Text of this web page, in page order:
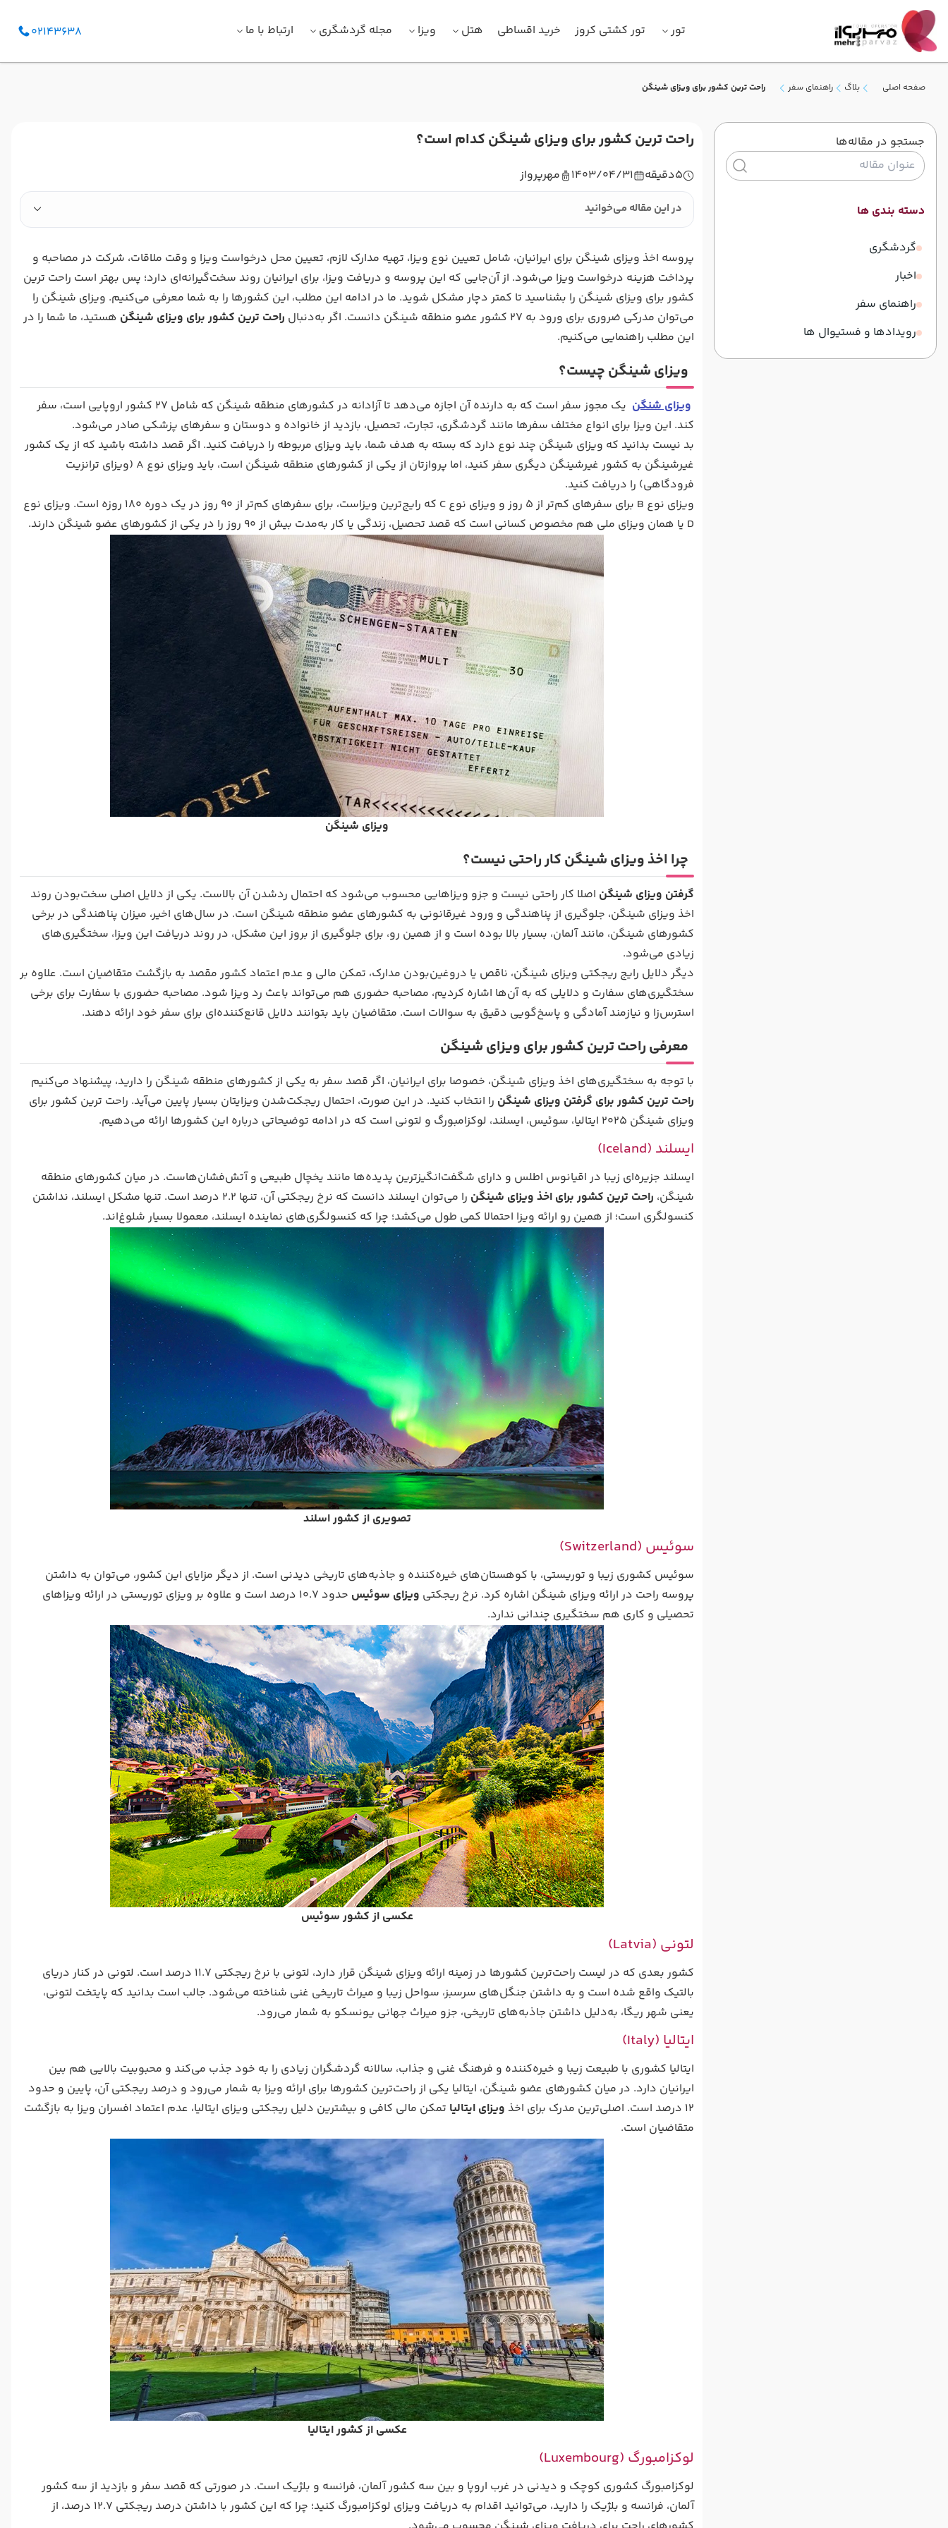
تور تور کشتی کروز خرید اقساطی هتل ویزا مجله گردشگری ارتباط با ما 02143638
صفحه اصلی بلاگ راهنمای سفر راحت ترین کشور برای ویزای شینگن
جستجو در مقاله‌ها
دسته بندی ها
گردشگری
اخبار
راهنمای سفر
رویدادها و فستیوال ها
راحت ترین کشور برای ویزای شینگن کدام است؟
5دقیقه 1403/04/31 مهرپرواز
در این مقاله می‌خوانید
پروسه اخذ ویزای شینگن برای ایرانیان، شامل تعیین نوع ویزا، تهیه مدارک لازم، تعیین محل درخواست ویزا و وقت ملاقات، شرکت در مصاحبه و
پرداخت هزینه درخواست ویزا می‌شود. از آن‌جایی که این پروسه و دریافت ویزا، برای ایرانیان روند سخت‌گیرانه‌ای دارد؛ پس بهتر است راحت ترین
کشور برای ویزای شینگن را بشناسید تا کمتر دچار مشکل شوید. ما در ادامه این مطلب، این کشورها را به شما معرفی می‌کنیم. ویزای شینگن را
می‌توان مدرکی ضروری برای ورود به 27 کشور عضو منطقه شینگن دانست. اگر به‌دنبال
راحت ترین کشور برای ویزای شینگن هستید، ما شما را در
این مطلب راهنمایی می‌کنیم.
ویزای شینگن چیست؟
ویزای شنگن
یک مجوز سفر است که به دارنده آن اجازه می‌دهد تا آزادانه در کشورهای منطقه شینگن که شامل 27 کشور اروپایی است، سفر
کند. این ویزا برای انواع مختلف سفرها مانند گردشگری، تجارت، تحصیل، بازدید از خانواده و دوستان و سفرهای پزشکی صادر می‌شود.
بد نیست بدانید که ویزای شینگن چند نوع دارد که بسته به هدف شما، باید ویزای مربوطه را دریافت کنید. اگر قصد داشته باشید که از یک کشور
غیرشینگن به کشور غیرشینگن دیگری سفر کنید، اما پروازتان از یکی از کشورهای منطقه شینگن است، باید ویزای نوع A (ویزای ترانزیت
فرودگاهی) را دریافت کنید.
ویزای نوع B برای سفرهای کم‌تر از 5 روز و ویزای نوع C که رایج‌ترین ویزاست، برای سفرهای کم‌تر از 90 روز در یک دوره 180 روزه است. ویزای نوع
D یا همان ویزای ملی هم مخصوص کسانی است که قصد تحصیل، زندگی یا کار به‌مدت بیش از 90 روز را در یکی از کشورهای عضو شینگن دارند.
ویزای شینگن
چرا اخذ ویزای شینگن کار راحتی نیست؟
گرفتن ویزای شینگن اصلا کار راحتی نیست و جزو ویزاهایی محسوب می‌شود که احتمال ردشدن آن بالاست. یکی از دلایل اصلی سخت‌بودن روند
اخذ ویزای شینگن، جلوگیری از پناهندگی و ورود غیرقانونی به کشورهای عضو منطقه شینگن است. در سال‌های اخیر، میزان پناهندگی در برخی
کشورهای شینگن، مانند آلمان، بسیار بالا بوده است و از همین رو، برای جلوگیری از بروز این مشکل، در روند دریافت این ویزا، سختگیری‌های
زیادی می‌شود.
دیگر دلایل رایج ریجکتی ویزای شینگن، ناقص یا دروغین‌بودن مدارک، تمکن مالی و عدم اعتماد کشور مقصد به بازگشت متقاضیان است. علاوه بر
سختگیری‌های سفارت و دلایلی که به آن‌ها اشاره کردیم، مصاحبه حضوری هم می‌تواند باعث رد ویزا شود. مصاحبه حضوری با سفارت برای برخی
استرس‌زا و نیازمند آمادگی و پاسخ‌گویی دقیق به سوالات است. متقاضیان باید بتوانند دلایل قانع‌کننده‌ای برای سفر خود ارائه دهند.
معرفی راحت ترین کشور برای ویزای شینگن
با توجه به سختگیری‌های اخذ ویزای شینگن، خصوصا برای ایرانیان، اگر قصد سفر به یکی از کشورهای منطقه شینگن را دارید، پیشنهاد می‌کنیم
راحت ترین کشور برای گرفتن ویزای شینگن را انتخاب کنید. در این صورت، احتمال ریجکت‌شدن ویزایتان بسیار پایین می‌آید. راحت ترین کشور برای
ویزای شینگن 2025 ایتالیا، سوئیس، ایسلند، لوکزامبورگ و لتونی است که در ادامه توضیحاتی درباره این کشورها ارائه می‌دهیم.
ایسلند (Iceland)
ایسلند جزیره‌ای زیبا در اقیانوس اطلس و دارای شگفت‌انگیزترین پدیده‌ها مانند یخچال طبیعی و آتش‌فشان‌هاست. در میان کشورهای منطقه
شینگن، راحت ترین کشور برای اخذ ویزای شینگن
را می‌توان ایسلند دانست که نرخ ریجکتی آن، تنها 2.2 درصد است. تنها مشکل ایسلند، نداشتن
کنسولگری است؛ از همین رو ارائه ویزا احتمالا کمی طول می‌کشد؛ چرا که کنسولگری‌های نماینده ایسلند، معمولا بسیار شلوغ‌اند.
تصویری از کشور اسلند
سوئیس (Switzerland)
سوئیس کشوری زیبا و توریستی، با کوهستان‌های خیره‌کننده و جاذبه‌های تاریخی دیدنی است. از دیگر مزایای این کشور، می‌توان به داشتن
پروسه راحت در ارائه ویزای شینگن اشاره کرد. نرخ ریجکتی ویزای سوئیس
حدود 10.7 درصد است و علاوه بر ویزای توریستی در ارائه ویزاهای
تحصیلی و کاری هم سختگیری‌ چندانی ندارد.
عکسی از کشور سوئیس
لتونی (Latvia)
کشور بعدی که در لیست راحت‌ترین کشورها در زمینه ارائه ویزای شینگن قرار دارد، لتونی با نرخ ریجکتی 11.7 درصد است. لتونی در کنار دریای
بالتیک واقع شده است و به داشتن جنگل‌های سرسبز، سواحل زیبا و میراث تاریخی غنی شناخته می‌شود. جالب است بدانید که پایتخت لتونی،
یعنی شهر ریگا، به‌دلیل داشتن جاذبه‌های تاریخی، جزو میراث جهانی یونسکو به شمار می‌رود.
ایتالیا (Italy)
ایتالیا کشوری با طبیعت زیبا و خیره‌کننده و فرهنگ غنی و جذاب، سالانه گردشگران زیادی را به خود جذب می‌کند و محبوبیت بالایی هم بین
ایرانیان دارد. در میان کشورهای عضو شینگن، ایتالیا یکی از راحت‌ترین کشورها برای ارائه ویزا به شمار می‌رود و درصد ریجکتی آن، پایین و حدود
12 درصد است. اصلی‌ترین مدرک برای اخذ
ویزای ایتالیا تمکن مالی کافی‌ و بیشترین دلیل ریجکتی ویزای ایتالیا، عدم اعتماد افسران ویزا به بازگشت
متقاضیان است.
عکسی از کشور ایتالیا
لوکزامبورگ (Luxembourg)
لوکزامبورگ کشوری کوچک و دیدنی در غرب اروپا و بین سه کشور آلمان، فرانسه و بلژیک است. در صورتی که قصد سفر و بازدید از سه کشور
آلمان، فرانسه و بلژیک را دارید، می‌توانید اقدام به دریافت ویزای لوکزامبورگ کنید؛ چرا که این کشور با داشتن درصد ریجکتی 12.7 درصد، از